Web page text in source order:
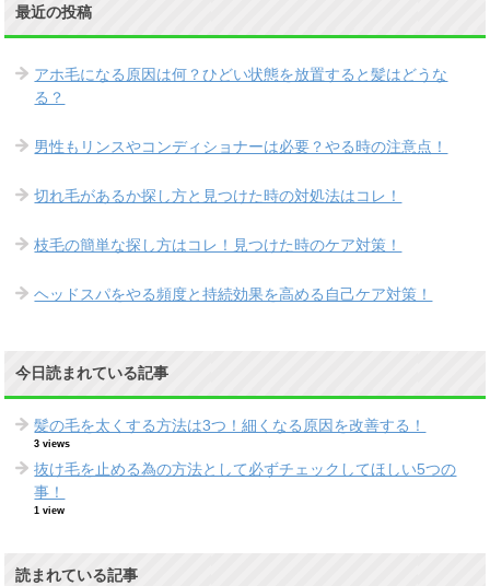
最近の投稿
アホ毛になる原因は何？ひどい状態を放置すると髪はどうな
る？
男性もリンスやコンディショナーは必要？やる時の注意点！
切れ毛があるか探し方と見つけた時の対処法はコレ！
枝毛の簡単な探し方はコレ！見つけた時のケア対策！
ヘッドスパをやる頻度と持続効果を高める自己ケア対策！
今日読まれている記事
髪の毛を太くする方法は3つ！細くなる原因を改善する！
3 views
抜け毛を止める為の方法として必ずチェックしてほしい5つの
事！
1 view
読まれている記事